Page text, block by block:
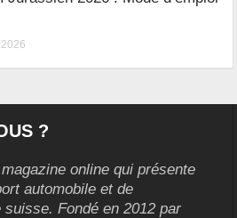
?
online qui présente
automobile et de
suisse. Fondé en 2012 par